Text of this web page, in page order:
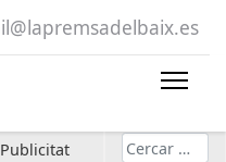
Publicitat Cerca